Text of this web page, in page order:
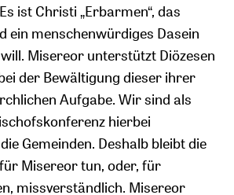
ist Christi „Erbarmen“, das
ein menschenwürdiges Dasein
Misereor unterstützt Diözesen
der Bewältigung dieser ihrer
Aufgabe. Wir sind als
hierbei
Gemeinden. Deshalb bleibt die
Misereor tun, oder, für
missverständlich. Misereor